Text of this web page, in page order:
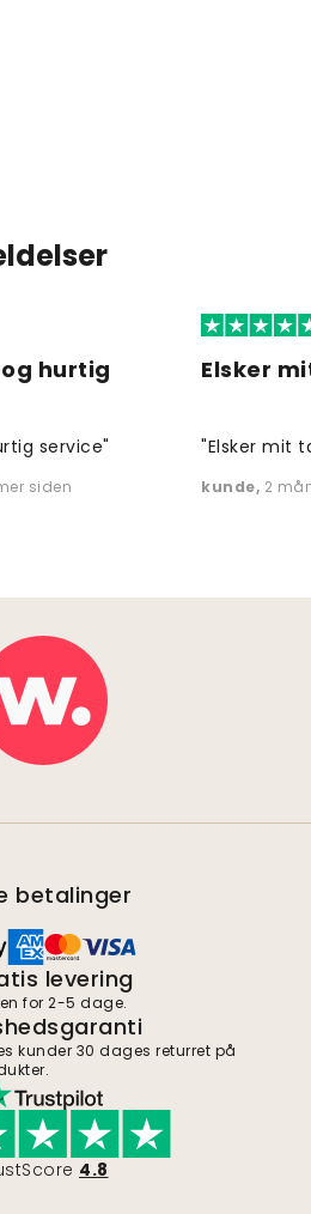
hurtig
service"
siden
Elsker
"Elsker mit
kunde, 2
betalinger
levering
for 2-5 dage.
kunder 30 dages returret på
4.8